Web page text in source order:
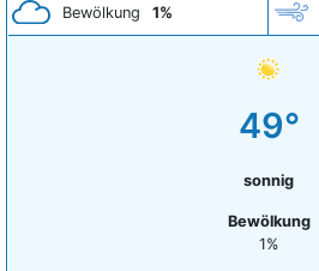
Bewölkung 1%
49°
sonnig
Bewölkung
1%